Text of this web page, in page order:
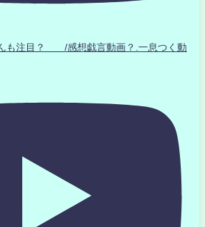
も注目？ /感想戯言動画？.一息つく動